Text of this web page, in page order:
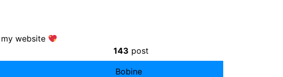
website
143 post
Bobine